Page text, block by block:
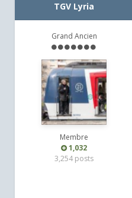
TGV Lyria
Grand Ancien
Membre
1,032
3,254 posts